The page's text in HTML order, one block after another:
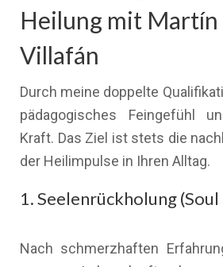
Heilung mit Martín
Villafán
Durch meine doppelte
pädagogisches Feingefühl
Kraft. Das Ziel ist stets die
der Heilimpulse in Ihren Alltag.
1. Seelenrückholung
Nach schmerzhaften